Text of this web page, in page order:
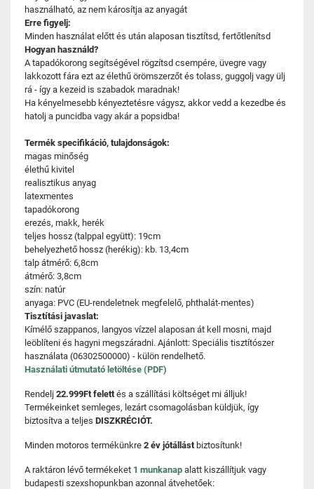
használható, az nem károsítja az anyagát
Erre figyelj:
Minden használat előtt és után alaposan tisztítsd, fertőtlenítsd
Hogyan használd?
A tapadókorong segítségével rögzítsd csempére, üvegre vagy
lakkozott fára ezt az élethű örömszerzőt és tolass, guggolj vagy ülj
rá - így a kezeid is szabadok maradnak!
Ha kényelmesebb kényeztetésre vágysz, akkor vedd a kezedbe és
hatolj a puncidba vagy akár a popsidba!
Termék specifikáció, tulajdonságok:
magas minőség
élethű kivitel
realisztikus anyag
latexmentes
tapadókorong
erezés, makk, herék
teljes hossz (talppal együtt): 19cm
behelyezhető hossz (herékig): kb. 13,4cm
talp átmérő: 6,8cm
átmérő: 3,8cm
szín: natúr
anyaga: PVC (EU-rendeletnek megfelelő, phthalát-mentes)
Tisztítási javaslat:
Kímélő szappanos, langyos vízzel alaposan át kell mosni, majd
leöblíteni és hagyni megszáradni. Ajánlott: Speciális tisztítószer
használata (06302500000) - külön rendelhető.
Használati útmutató letöltése (PDF)
Rendelj 22.999Ft felettés a szállítási költséget mi álljuk!
Termékeinket semleges, lezárt csomagolásban küldjük, így
biztosítva a teljes DISZKRÉCIÓT.
Minden motoros termékünkre 2 év jótállást biztosítunk!
A raktáron lévő termékeket 1 munkanap alatt kiszállítjuk vagy
budapesti szexshopunkban azonnal átvehetőek: